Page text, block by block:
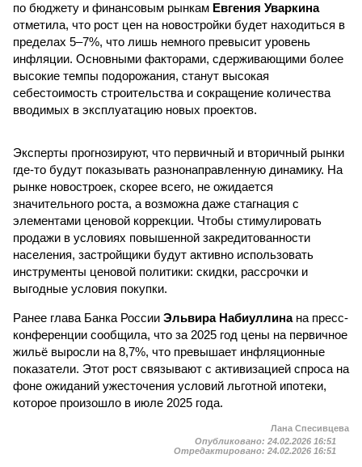
по бюджету и финансовым рынкам Евгения Уваркина
отметила, что рост цен на новостройки будет находиться в
пределах 5–7%, что лишь немного превысит уровень
инфляции. Основными факторами, сдерживающими более
высокие темпы подорожания, станут высокая
себестоимость строительства и сокращение количества
вводимых в эксплуатацию новых проектов.
Эксперты прогнозируют, что первичный и вторичный рынки
где-то будут показывать разнонаправленную динамику. На
рынке новостроек, скорее всего, не ожидается
значительного роста, а возможна даже стагнация с
элементами ценовой коррекции. Чтобы стимулировать
продажи в условиях повышенной закредитованности
населения, застройщики будут активно использовать
инструменты ценовой политики: скидки, рассрочки и
выгодные условия покупки.
Ранее глава Банка России Эльвира Набиуллинана пресс-
конференции сообщила, что за 2025 год цены на первичное
жильё выросли на 8,7%, что превышает инфляционные
показатели. Этот рост связывают с активизацией спроса на
фоне ожиданий ужесточения условий льготной ипотеки,
которое произошло в июле 2025 года.
Лана Спесивцева
Опубликовано: 24.02.2026 16:51
Отредактировано: 24.02.2026 16:51